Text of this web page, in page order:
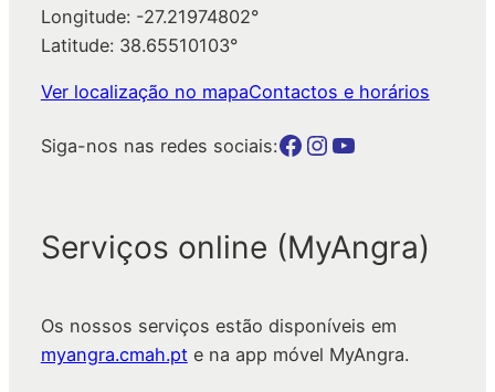
Longitude: -27.21974802°
Latitude: 38.65510103°
Ver localização no mapaContactos e horários
Siga-nos nas redes sociais:Botão para a página da autarquia no Facebook Botão para a página da autarquia no Instagram Botão para a página da autarquia no Youtube
Serviços online (MyAngra)
Os nossos serviços estão disponíveis em
myangra.cmah.pte na app móvel MyAngra.